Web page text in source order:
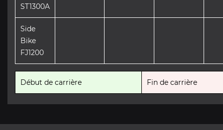
ST1300A
Side
Bike
FJ1200
Début de carrière Fin de carrière